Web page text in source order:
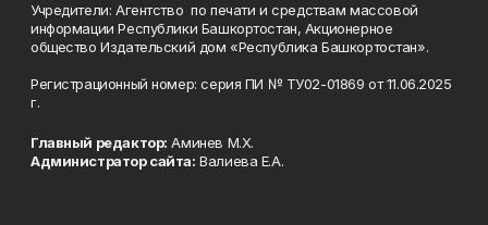
Учредители: Агентство по печати и средствам массовой
информации Республики Башкортостан, Акционерное
общество Издательский дом «Республика Башкортостан».
Регистрационный номер: серия ПИ № ТУ02-01869 от 11.06.2025
г.
Главный редактор: Аминев М.Х.
Администратор сайта: Валиева Е.А.